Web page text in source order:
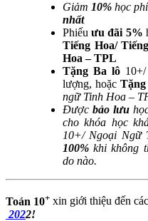
Giảm 10% học
nhất
Phiếuưu đãi 5%
Tiếng Hoa/
Hoa – TPL
Tặng Ba lô10+/
lượng, hoặc
ngữ Tinh Hoa –
Được bảo lưu
cho khóa học
10+/ Ngoại Ngữ
100%khi không
do nào.
Toán 10+ xin giới thiệu đến
2022!